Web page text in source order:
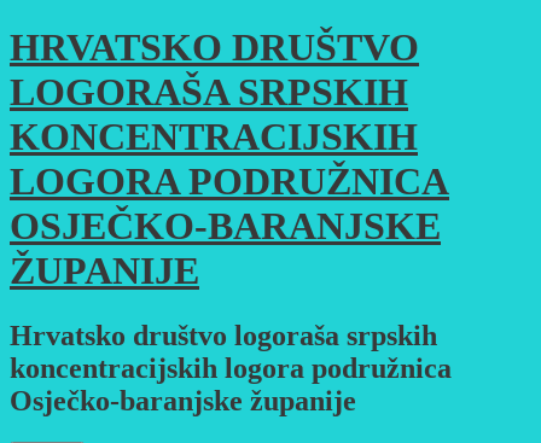
Skoči
do
sadržaja
HRVATSKO DRUŠTVO
LOGORAŠA SRPSKIH
KONCENTRACIJSKIH
LOGORA PODRUŽNICA
OSJEČKO-BARANJSKE
ŽUPANIJE
Hrvatsko društvo logoraša srpskih
koncentracijskih logora podružnica
Osječko-baranjske županije